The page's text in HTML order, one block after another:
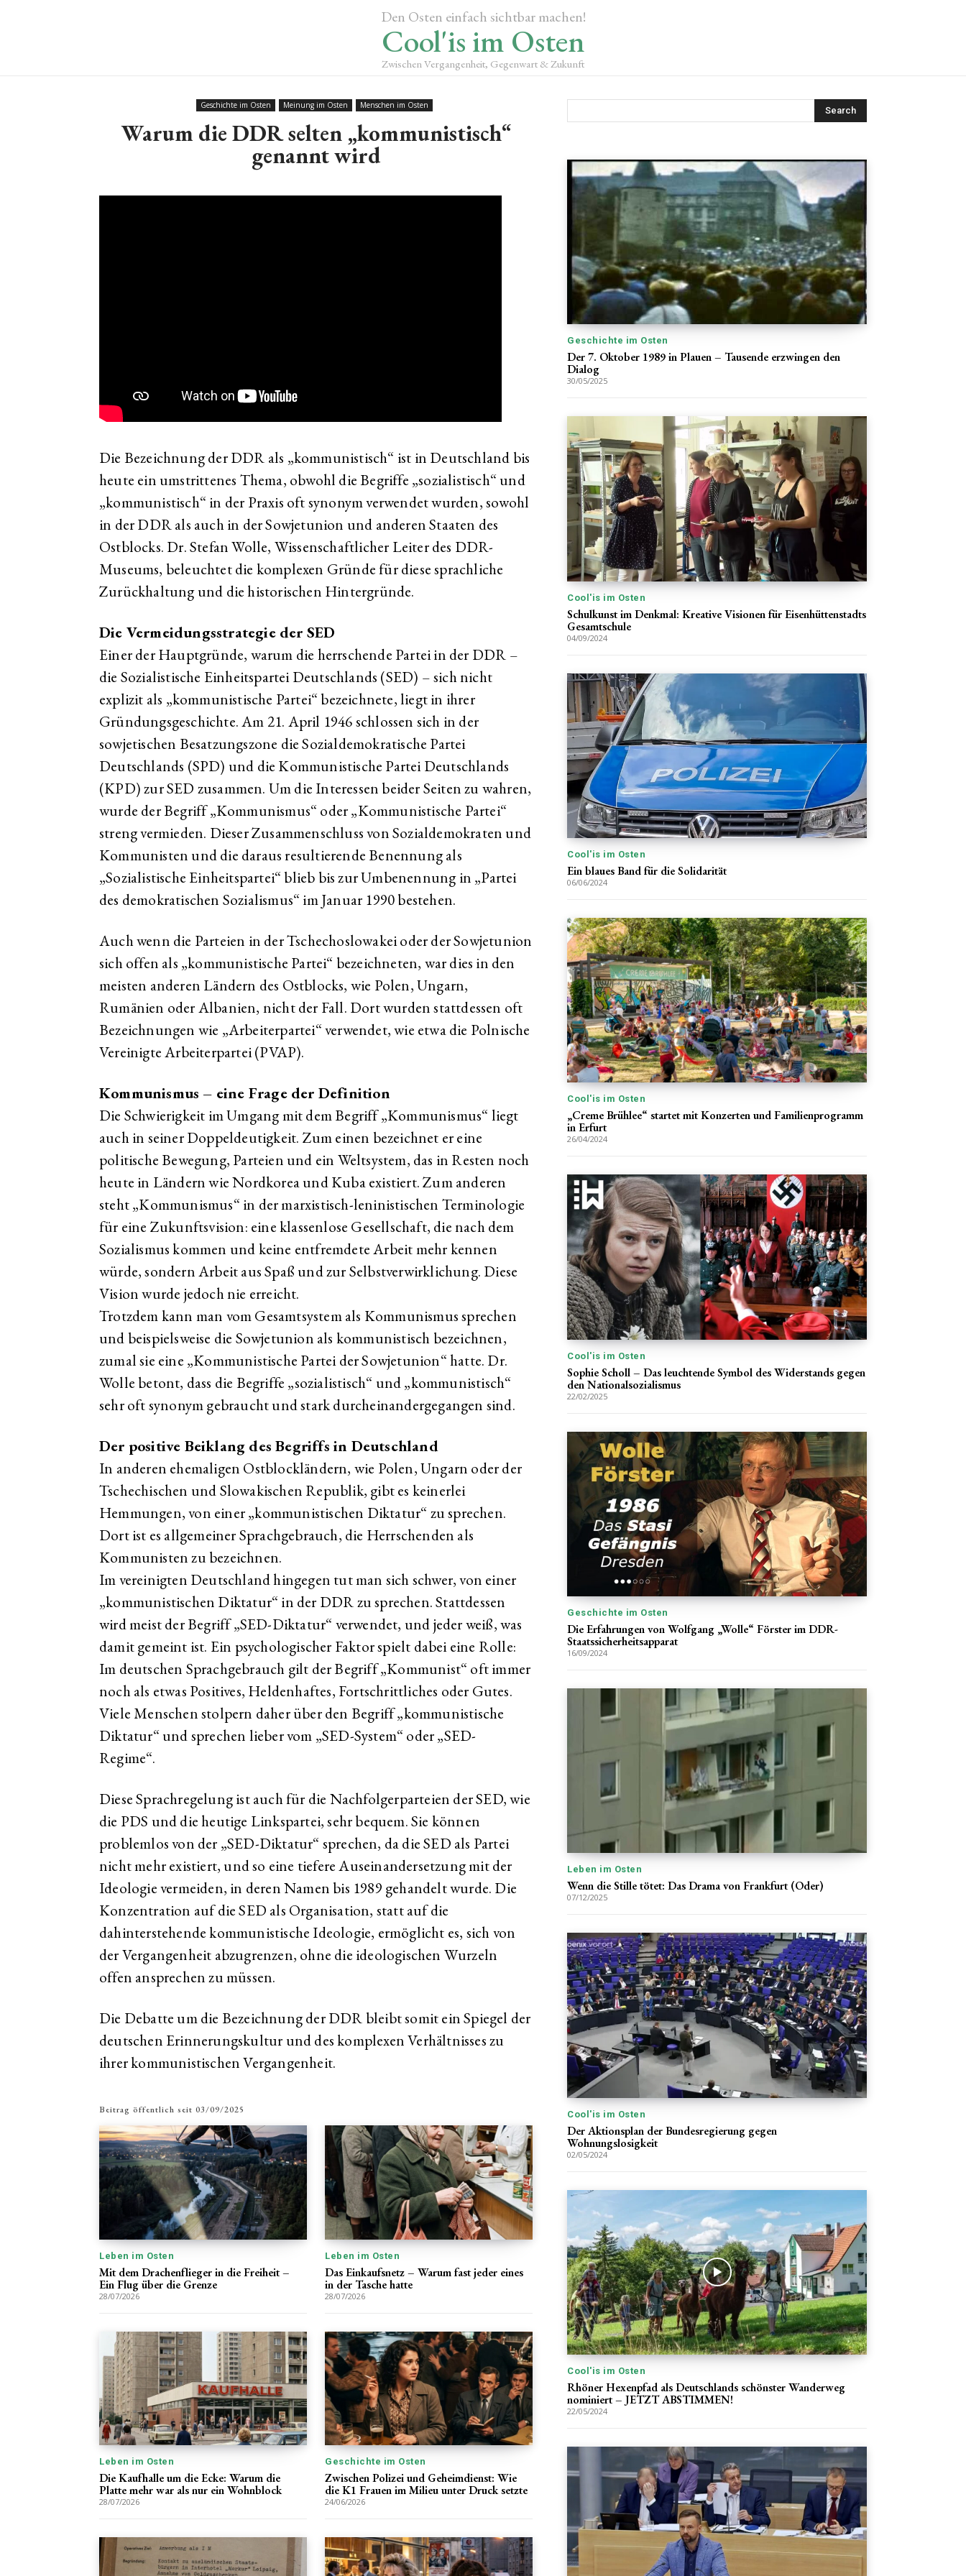
Den Osten einfach sichtbar machen!
Cool'is im Osten
Zwischen Vergangenheit, Gegenwart & Zukunft
Geschichte im Osten Meinung im Osten Menschen im Osten
Warum die DDR selten „kommunistisch“
genannt wird
Die Bezeichnung der DDR als „kommunistisch“ ist in Deutschland bis
heute ein umstrittenes Thema, obwohl die Begriffe „sozialistisch“ und
„kommunistisch“ in der Praxis oft synonym verwendet wurden, sowohl
in der DDR als auch in der Sowjetunion und anderen Staaten des
Ostblocks. Dr. Stefan Wolle, Wissenschaftlicher Leiter des DDR-
Museums, beleuchtet die komplexen Gründe für diese sprachliche
Zurückhaltung und die historischen Hintergründe.
Die Vermeidungsstrategie der SED
Einer der Hauptgründe, warum die herrschende Partei in der DDR –
die Sozialistische Einheitspartei Deutschlands (SED) – sich nicht
explizit als „kommunistische Partei“ bezeichnete, liegt in ihrer
Gründungsgeschichte. Am 21. April 1946 schlossen sich in der
sowjetischen Besatzungszone die Sozialdemokratische Partei
Deutschlands (SPD) und die Kommunistische Partei Deutschlands
(KPD) zur SED zusammen. Um die Interessen beider Seiten zu wahren,
wurde der Begriff „Kommunismus“ oder „Kommunistische Partei“
streng vermieden. Dieser Zusammenschluss von Sozialdemokraten und
Kommunisten und die daraus resultierende Benennung als
„Sozialistische Einheitspartei“ blieb bis zur Umbenennung in „Partei
des demokratischen Sozialismus“ im Januar 1990 bestehen.
Auch wenn die Parteien in der Tschechoslowakei oder der Sowjetunion
sich offen als „kommunistische Partei“ bezeichneten, war dies in den
meisten anderen Ländern des Ostblocks, wie Polen, Ungarn,
Rumänien oder Albanien, nicht der Fall. Dort wurden stattdessen oft
Bezeichnungen wie „Arbeiterpartei“ verwendet, wie etwa die Polnische
Vereinigte Arbeiterpartei (PVAP).
Kommunismus – eine Frage der Definition
Die Schwierigkeit im Umgang mit dem Begriff „Kommunismus“ liegt
auch in seiner Doppeldeutigkeit. Zum einen bezeichnet er eine
politische Bewegung, Parteien und ein Weltsystem, das in Resten noch
heute in Ländern wie Nordkorea und Kuba existiert. Zum anderen
steht „Kommunismus“ in der marxistisch-leninistischen Terminologie
für eine Zukunftsvision: eine klassenlose Gesellschaft, die nach dem
Sozialismus kommen und keine entfremdete Arbeit mehr kennen
würde, sondern Arbeit aus Spaß und zur Selbstverwirklichung. Diese
Vision wurde jedoch nie erreicht.
Trotzdem kann man vom Gesamtsystem als Kommunismus sprechen
und beispielsweise die Sowjetunion als kommunistisch bezeichnen,
zumal sie eine „Kommunistische Partei der Sowjetunion“ hatte. Dr.
Wolle betont, dass die Begriffe „sozialistisch“ und „kommunistisch“
sehr oft synonym gebraucht und stark durcheinandergegangen sind.
Der positive Beiklang des Begriffs in Deutschland
In anderen ehemaligen Ostblockländern, wie Polen, Ungarn oder der
Tschechischen und Slowakischen Republik, gibt es keinerlei
Hemmungen, von einer „kommunistischen Diktatur“ zu sprechen.
Dort ist es allgemeiner Sprachgebrauch, die Herrschenden als
Kommunisten zu bezeichnen.
Im vereinigten Deutschland hingegen tut man sich schwer, von einer
„kommunistischen Diktatur“ in der DDR zu sprechen. Stattdessen
wird meist der Begriff „SED-Diktatur“ verwendet, und jeder weiß, was
damit gemeint ist. Ein psychologischer Faktor spielt dabei eine Rolle:
Im deutschen Sprachgebrauch gilt der Begriff „Kommunist“ oft immer
noch als etwas Positives, Heldenhaftes, Fortschrittliches oder Gutes.
Viele Menschen stolpern daher über den Begriff „kommunistische
Diktatur“ und sprechen lieber vom „SED-System“ oder „SED-
Regime“.
Diese Sprachregelung ist auch für die Nachfolgerparteien der SED, wie
die PDS und die heutige Linkspartei, sehr bequem. Sie können
problemlos von der „SED-Diktatur“ sprechen, da die SED als Partei
nicht mehr existiert, und so eine tiefere Auseinandersetzung mit der
Ideologie vermeiden, in deren Namen bis 1989 gehandelt wurde. Die
Konzentration auf die SED als Organisation, statt auf die
dahinterstehende kommunistische Ideologie, ermöglicht es, sich von
der Vergangenheit abzugrenzen, ohne die ideologischen Wurzeln
offen ansprechen zu müssen.
Die Debatte um die Bezeichnung der DDR bleibt somit ein Spiegel der
deutschen Erinnerungskultur und des komplexen Verhältnisses zu
ihrer kommunistischen Vergangenheit.
Beitrag öffentlich seit 03/09/2025
Leben im Osten
Mit dem Drachenflieger in die Freiheit –
Ein Flug über die Grenze
28/07/2026
Leben im Osten
Das Einkaufsnetz – Warum fast jeder eines
in der Tasche hatte
28/07/2026
Leben im Osten
Die Kaufhalle um die Ecke: Warum die
Platte mehr war als nur ein Wohnblock
28/07/2026
Geschichte im Osten
Zwischen Polizei und Geheimdienst: Wie
die K1 Frauen im Milieu unter Druck setzte
24/06/2026
Search
Geschichte im Osten
Der 7. Oktober 1989 in Plauen – Tausende erzwingen den
Dialog
30/05/2025
Cool'is im Osten
Schulkunst im Denkmal: Kreative Visionen für Eisenhüttenstadts
Gesamtschule
04/09/2024
Cool'is im Osten
Ein blaues Band für die Solidarität
06/06/2024
Cool'is im Osten
„Creme Brühlee“ startet mit Konzerten und Familienprogramm
in Erfurt
26/04/2024
Cool'is im Osten
Sophie Scholl – Das leuchtende Symbol des Widerstands gegen
den Nationalsozialismus
22/02/2025
Geschichte im Osten
Die Erfahrungen von Wolfgang „Wolle“ Förster im DDR-
Staatssicherheitsapparat
16/09/2024
Leben im Osten
Wenn die Stille tötet: Das Drama von Frankfurt (Oder)
07/12/2025
Cool'is im Osten
Der Aktionsplan der Bundesregierung gegen
Wohnungslosigkeit
02/05/2024
Cool'is im Osten
Rhöner Hexenpfad als Deutschlands schönster Wanderweg
nominiert – JETZT ABSTIMMEN!
22/05/2024